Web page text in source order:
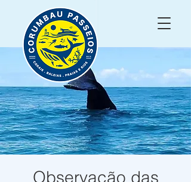
Observação das